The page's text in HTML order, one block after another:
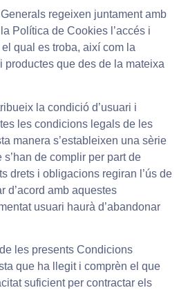
regeixen juntament amb
Política de Cookies l’accés i
qual es troba, així com la
productes que des de la mateixa
la condició d’usuari i
les condicions legals de les
manera s’estableixen una sèrie
de complir per part de
drets i obligacions regiran l’ús de
d’acord amb aquestes
usuari haurà d’abandonar
les presents Condicions
que ha llegit i comprèn el que
suficient per contractar els